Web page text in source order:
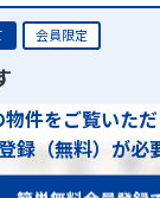
会員限定
物件をご覧いた
録（無料）が必